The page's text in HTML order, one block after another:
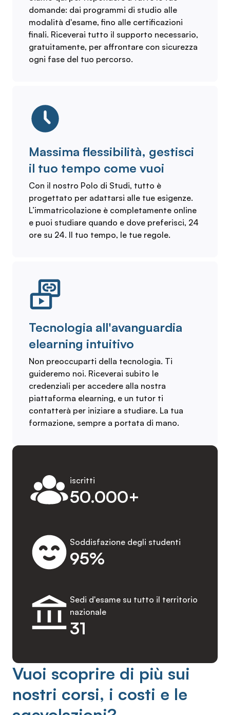
domande: dai programmi di studio alle
modalità d'esame, fino alle certificazioni
finali. Riceverai tutto il supporto necessario,
gratuitamente, per affrontare con sicurezza
ogni fase del tuo percorso.
Massima flessibilità, gestisci
il tuo tempo come vuoi
Con il nostro Polo di Studi, tutto è
progettato per adattarsi alle tue esigenze.
L’immatricolazione è completamente online
e puoi studiare quando e dove preferisci, 24
ore su 24. Il tuo tempo, le tue regole.
Tecnologia all'avanguardia
elearning intuitivo
Non preoccuparti della tecnologia. Ti
guideremo noi. Riceverai subito le
credenziali per accedere alla nostra
piattaforma elearning, e un tutor ti
contatterà per iniziare a studiare. La tua
formazione, sempre a portata di mano.
50.000+
iscritti
95%
Soddisfazione degli studenti
31
Sedi d'esame su tutto il territorio
nazionale
Vuoi scoprire di più sui
nostri corsi, i costi e le